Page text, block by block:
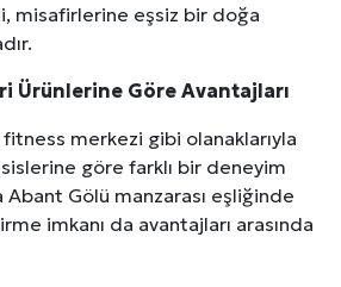
misafirlerine eşsiz bir doğa
Ürünlerine Göre Avantajları
merkezi gibi olanaklarıyla
göre farklı bir deneyim
Abant Gölü manzarası eşliğinde
imkanı da avantajları arasında